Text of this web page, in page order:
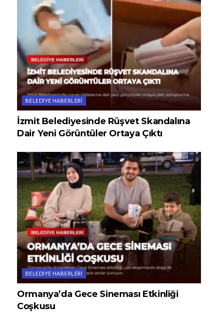
BELEDIYE HABERLERI
İzmit Belediyesinde Rüşvet Skandalına
Dair Yeni Görüntüler Ortaya Çıktı
BELEDIYE HABERLERI
Ormanya’da Gece Sineması Etkinliği
Coşkusu